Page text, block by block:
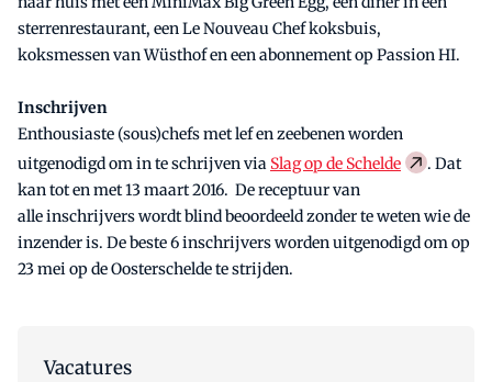
sterrenrestaurant, een Le Nouveau Chef koksbuis,
koksmessen van Wüsthof en een abonnement op Passion HI.
Inschrijven
Enthousiaste (sous)chefs met lef en zeebenen worden
uitgenodigd om in te schrijven via Slag op de Schelde
. Dat
kan tot en met 13 maart 2016. De receptuur van
alle inschrijvers wordt blind beoordeeld zonder te weten wie de
inzender is. De beste 6 inschrijvers worden uitgenodigd om op
23 mei op de Oosterschelde te strijden.
Vacatures